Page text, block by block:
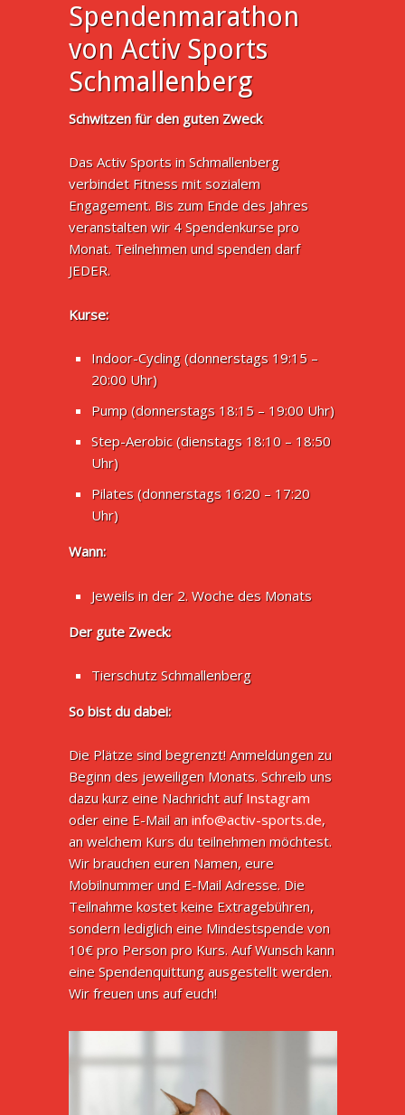
Spendenmarathon
von Activ Sports
Schmallenberg
Schwitzen für den guten Zweck
Das Activ Sports in Schmallenberg
verbindet Fitness mit sozialem
Engagement. Bis zum Ende des Jahres
veranstalten wir 4 Spendenkurse pro
Monat. Teilnehmen und spenden darf
JEDER.
Kurse:
Indoor-Cycling (donnerstags 19:15 –
20:00 Uhr)
Pump (donnerstags 18:15 – 19:00 Uhr)
Step-Aerobic (dienstags 18:10 – 18:50
Uhr)
Pilates (donnerstags 16:20 – 17:20
Uhr)
Wann:
Jeweils in der 2. Woche des Monats
Der gute Zweck:
Tierschutz Schmallenberg
So bist du dabei:
Die Plätze sind begrenzt! Anmeldungen zu
Beginn des jeweiligen Monats. Schreib uns
dazu kurz eine Nachricht aufInstagram
oder eine E-Mail aninfo@activ-sports.de,
an welchem Kurs du teilnehmen möchtest.
Wir brauchen euren Namen, eure
Mobilnummer und E-Mail Adresse. Die
Teilnahme kostet keine Extragebühren,
sondern lediglich eine Mindestspende von
10€ pro Person pro Kurs. Auf Wunsch kann
eine Spendenquittung ausgestellt werden.
Wir freuen uns auf euch!